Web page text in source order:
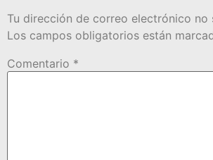
Tu dirección de correo electrónico no
Los campos obligatorios están
Comentario *